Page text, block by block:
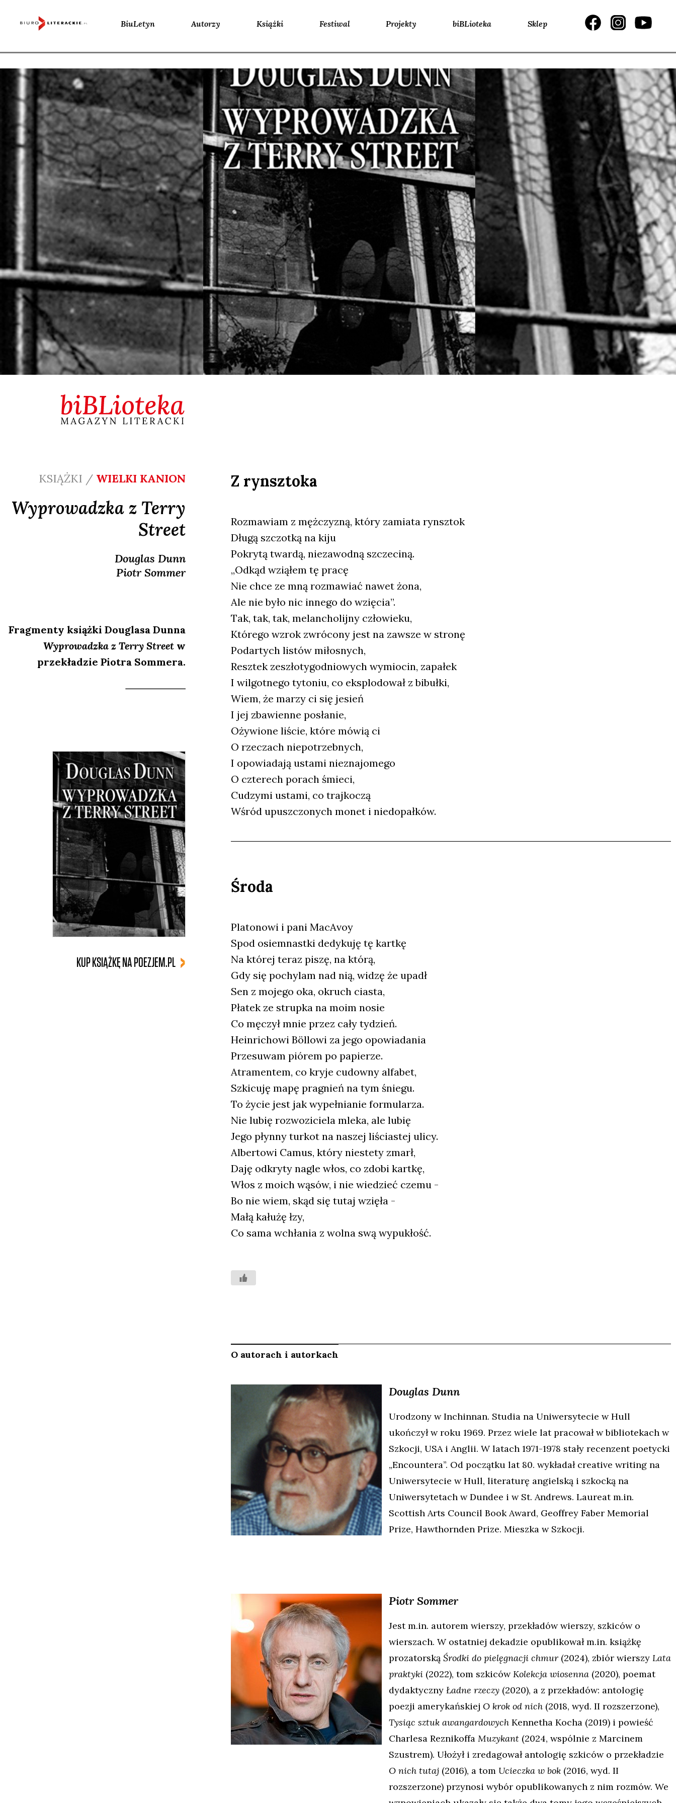
BiuLetyn Autorzy Książki Festiwal Projekty biBLioteka Sklep
Skip
content
KSIĄŻKI / WIELKI KANION
Wyprowadzka z Terry
Street
Douglas Dunn
PiotrSommer
Fragmenty książki Douglasa Dunna
Wyprowadzka z Terry Street w
przekładzie Piotra Sommera.
KUP KSIĄŻKĘ NA POEZJEM.PL
Z rynsztoka
Roz­ma­wiam z męż­czy­zną, któ­ry zamia­ta rynsz­tok
Dłu­gą szczot­ką na kiju
Pokry­tą twar­dą, nie­za­wod­ną szcze­ci­ną.
„Odkąd wzią­łem tę pra­cę
Nie chce ze mną roz­ma­wiać nawet żona,
Ale nie było nic inne­go do wzię­cia”.
Tak, tak, tak, melan­cho­lij­ny czło­wie­ku,
Któ­re­go wzrok zwró­co­ny jest na zawsze w stro­nę
Podar­tych listów miło­snych,
Resz­tek zeszło­ty­go­dnio­wych wymio­cin, zapa­łek
I wil­got­ne­go tyto­niu, co eks­plo­do­wał z bibuł­ki,
Wiem, że marzy ci się jesień
I jej zba­wien­ne posła­nie,
Oży­wio­ne liście, któ­re mówią ci
O rze­czach nie­po­trzeb­nych,
I opo­wia­da­ją usta­mi nie­zna­jo­me­go
O czte­rech porach śmie­ci,
Cudzy­mi usta­mi, co traj­ko­czą
Wśród upusz­czo­nych monet i nie­do­pał­ków.
Środa
Pla­to­no­wi i pani MacA­voy
Spod osiem­nast­ki dedy­ku­ję tę kart­kę
Na któ­rej teraz piszę, na któ­rą,
Gdy się pochy­lam nad nią, widzę że upadł
Sen z moje­go oka, okruch cia­sta,
Pła­tek ze strup­ka na moim nosie
Co męczył mnie przez cały tydzień.
Hein­ri­cho­wi Böl­lo­wi za jego opo­wia­da­nia
Prze­su­wam pió­rem po papie­rze.
Atra­men­tem, co kry­je cudow­ny alfa­bet,
Szki­cu­ję mapę pra­gnień na tym śnie­gu.
To życie jest jak wypeł­nia­nie for­mu­la­rza.
Nie lubię roz­wo­zi­cie­la mle­ka, ale lubię
Jego płyn­ny tur­kot na naszej liścia­stej uli­cy.
Alber­to­wi Camus, któ­ry nie­ste­ty zmarł,
Daję odkry­ty nagle włos, co zdo­bi kart­kę,
Włos z moich wąsów, i nie wie­dzieć cze­mu -
Bo nie wiem, skąd się tutaj wzię­ła -
Małą kału­żę łzy,
Co sama wchła­nia z wol­na swą wypu­kłość.
O autorach i autorkach
Douglas Dunn
Urodzony w Inchinnan. Studia na Uniwersytecie w Hull
ukończył w roku 1969. Przez wiele lat pracował w bibliotekach w
Szkocji, USA i Anglii. W latach 1971-1978 stały recenzent poetycki
„Encountera”. Od początku lat 80. wykładał creative writing na
Uniwersytecie w Hull, literaturę angielską i szkocką na
Uniwersytetach w Dundee i w St. Andrews. Laureat m.in.
Scottish Arts Council Book Award, Geoffrey Faber Memorial
Prize, Hawthornden Prize. Mieszka w Szkocji.
Piotr Sommer
Jest m.in. autorem wierszy, przekładów wierszy, szkiców o
wierszach. W ostatniej dekadzie opublikował m.in. książkę
prozatorską Środki do pielęgnacji chmur (2024), zbiór wierszy Lata
praktyki (2022), tom szkiców Kolekcja wiosenna (2020), poemat
dydaktyczny Ładne rzeczy (2020), a z przekładów: antologię
poezji amerykańskiej O krok od nich (2018, wyd. II rozszerzone),
Tysiąc sztuk awangardowych Kennetha Kocha (2019) i powieść
Charlesa Reznikoffa Muzykant (2024, wspólnie z Marcinem
Szustrem). Ułożył i zredagował antologię szkiców o przekładzie
O nich tutaj (2016), a tom Ucieczka w bok (2016, wyd. II
rozszerzone) przynosi wybór opublikowanych z nim rozmów. We